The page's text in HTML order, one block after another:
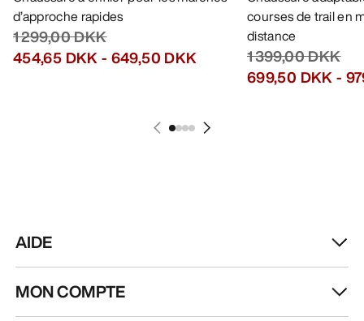
d’approche rapides
1 299,00 DKK
454,65 DKK- 649,50 DKK
courses de trail en
distance
1 399,00 DKK
699,50 DKK-
AIDE
MON COMPTE